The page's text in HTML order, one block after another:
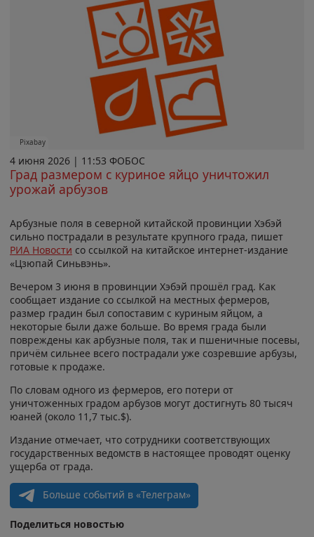
Pixabay
4 июня 2026 | 11:53 ФОБОС
Град размером с куриное яйцо уничтожил
урожай арбузов
Арбузные поля в северной китайской провинции Хэбэй
сильно пострадали в результате крупного града, пишет
РИА Новости со ссылкой на китайское интернет-издание
«Цзюпай Синьвэнь».
Вечером 3 июня в провинции Хэбэй прошёл град. Как
сообщает издание со ссылкой на местных фермеров,
размер градин был сопоставим с куриным яйцом, а
некоторые были даже больше. Во время града были
повреждены как арбузные поля, так и пшеничные посевы,
причём сильнее всего пострадали уже созревшие арбузы,
готовые к продаже.
По словам одного из фермеров, его потери от
уничтоженных градом арбузов могут достигнуть 80 тысяч
юаней (около 11,7 тыс.$).
Издание отмечает, что сотрудники соответствующих
государственных ведомств в настоящее проводят оценку
ущерба от града.
Больше событий в «Телеграм»
Поделиться новостью